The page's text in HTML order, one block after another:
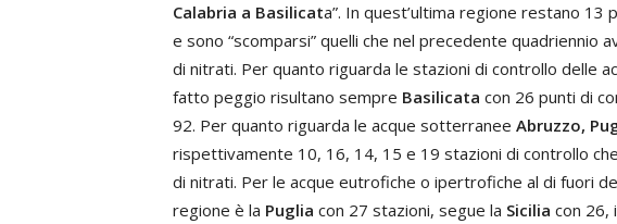
Calabria a Basilicata”. In quest’ultima regione restano 13
e sono “scomparsi” quelli che nel precedente quadriennio
di nitrati. Per quanto riguarda le stazioni di controllo delle
fatto peggio risultano sempre Basilicata con 26 punti di
92. Per quanto riguarda le acque sotterranee Abruzzo,
rispettivamente 10, 16, 14, 15 e 19 stazioni di controllo
di nitrati. Per le acque eutrofiche o ipertrofiche al di fuori
regione è la Puglia con 27 stazioni, segue la Sicilia con 26,